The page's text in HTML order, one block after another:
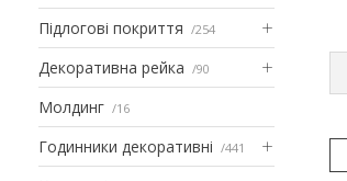
Підлогові покриття 254
Декоративна рейка 90
Молдинг 16
Годинники декоративні 441